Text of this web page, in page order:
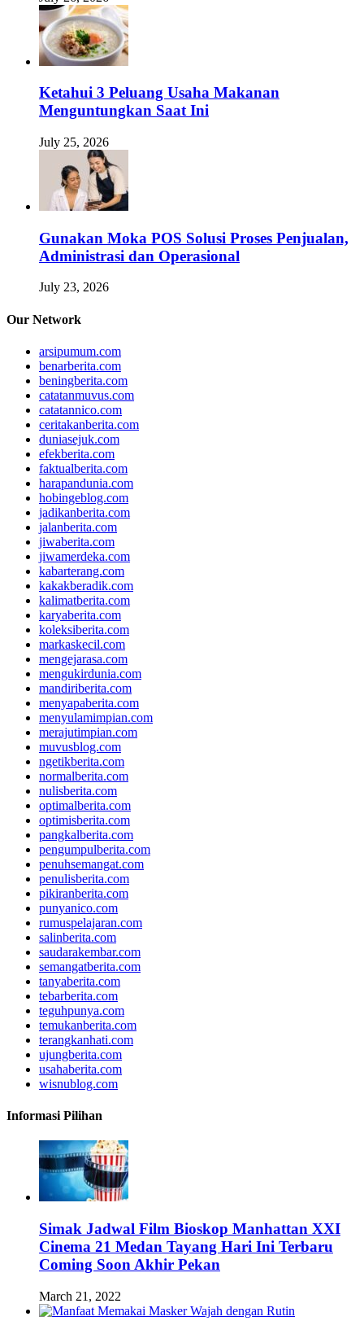
Ketahui 3 Peluang Usaha Makanan
Menguntungkan Saat Ini
July 25, 2026
Gunakan Moka POS Solusi Proses Penjualan,
Administrasi dan Operasional
July 23, 2026
Our Network
arsipumum.com
benarberita.com
beningberita.com
catatanmuvus.com
catatannico.com
ceritakanberita.com
duniasejuk.com
efekberita.com
faktualberita.com
harapandunia.com
hobingeblog.com
jadikanberita.com
jalanberita.com
jiwaberita.com
jiwamerdeka.com
kabarterang.com
kakakberadik.com
kalimatberita.com
karyaberita.com
koleksiberita.com
markaskecil.com
mengejarasa.com
mengukirdunia.com
mandiriberita.com
menyapaberita.com
menyulamimpian.com
merajutimpian.com
muvusblog.com
ngetikberita.com
normalberita.com
nulisberita.com
optimalberita.com
optimisberita.com
pangkalberita.com
pengumpulberita.com
penuhsemangat.com
penulisberita.com
pikiranberita.com
punyanico.com
rumuspelajaran.com
salinberita.com
saudarakembar.com
semangatberita.com
tanyaberita.com
tebarberita.com
teguhpunya.com
temukanberita.com
terangkanhati.com
ujungberita.com
usahaberita.com
wisnublog.com
Informasi Pilihan
Simak Jadwal Film Bioskop Manhattan XXI
Cinema 21 Medan Tayang Hari Ini Terbaru
Coming Soon Akhir Pekan
March 21, 2022